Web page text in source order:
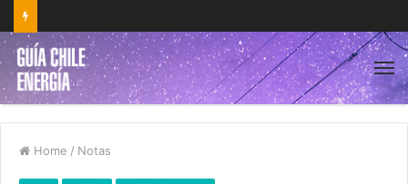
Home / Notas